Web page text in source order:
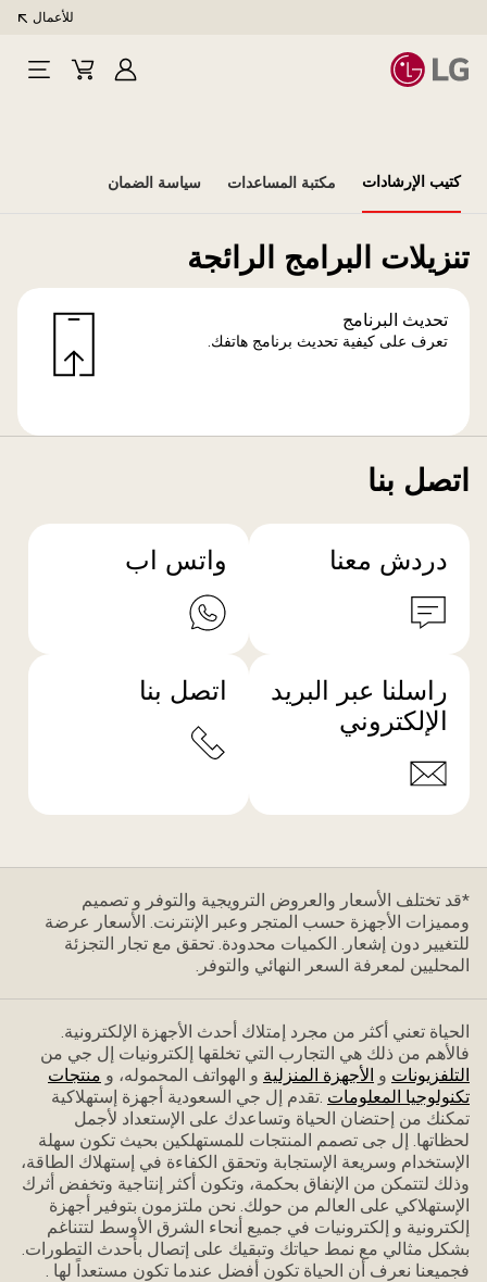
للأعمال
تسجيلCart
Open
كتيب الإرشادات مكتبة المساعدات سياسة الضمان
تنزيلات البرامج الرائجة
تحديث البرنامج
تعرف على كيفية تحديث برنامج هاتفك.
اتصل بنا
دردش معنا واتس اب
راسلنا عبر البريد
الإلكتروني
اتصل بنا
*قد تختلف الأسعار والعروض الترويجية والتوفر و تصميم
ومميزات الأجهزة حسب المتجر وعبر الإنترنت. الأسعار عرضة
للتغيير دون إشعار. الكميات محدودة. تحقق مع تجار التجزئة
المحليين لمعرفة السعر النهائي والتوفر.
الحياة تعني أكثر من مجرد إمتلاك أحدث الأجهزة الإلكترونية.
فاﻷهم من ذلك هي التجارب التي تخلقها إلكترونيات إل جي من
التلفزيونات و الأجهزة المنزلية و الهواتف المحموله، و منتجات
تكنولوجيا المعلومات .تقدم إل جي السعودية أجهزة إستهلاكية
تمكنك من إحتضان الحياة وتساعدك على الإستعداد ﻷجمل
لحظاتها. إل جى تصمم المنتجات للمستهلكين بحيث تكون سهلة
الإستخدام وسريعة الإستجابة وتحقق الكفاءة في إستهلاك الطاقة،
وذلك لتتمكن من الإنفاق بحكمة، وتكون أكثر إنتاجية وتخفض أثرك
الإستهلاكي على العالم من حولك. نحن ملتزمون بتوفير أجهزة
إلكترونية و إلكترونيات في جميع أنحاء الشرق الأوسط لتتناغم
بشكل مثالي مع نمط حياتك وتبقيك على إتصال بأحدث التطورات.
فجميعنا نعرف أن الحياة تكون أفضل عندما تكون مستعداً لها .